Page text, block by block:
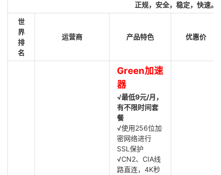
正规，安全，稳定，快速。
世
界
排
名
运营商 产品特色 优惠价
Green加速
器
√最低9元/月，
有不限时间套
餐
√使用256位加
密网络进行
SSL保护
√CN2、CIA线
路直连，4K秒